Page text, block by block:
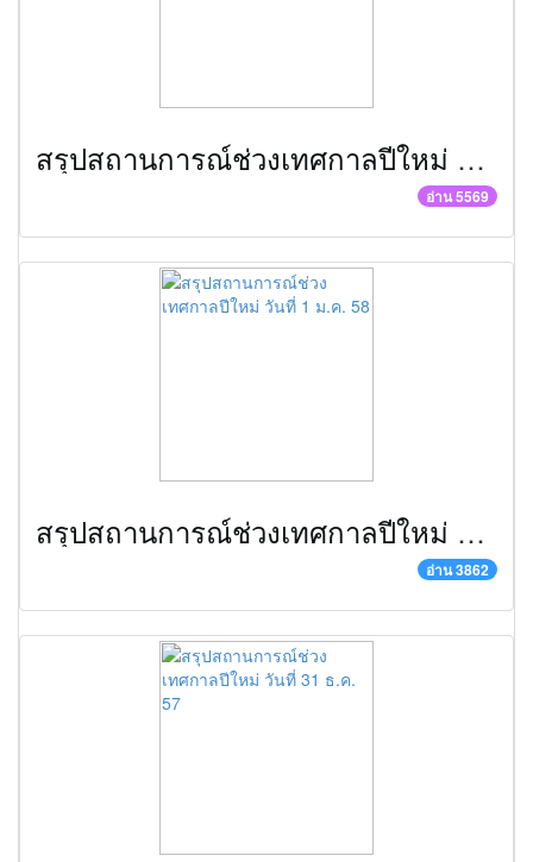
สรุปสถานการณ์ช่วงเทศกาลปีใหม่ วันที่ 2 ม.ค. 58
อ่าน 5569
สรุปสถานการณ์ช่วงเทศกาลปีใหม่ วันที่ 1 ม.ค. 58
อ่าน 3862